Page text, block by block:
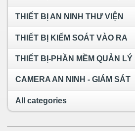
THIẾT BỊ AN NINH THƯ VIỆN
THIẾT BỊ KIỂM SOÁT VÀO RA
THIẾT BỊ-PHẦN MỀM QUẢN LÝ
CAMERA AN NINH - GIÁM SÁT
All categories